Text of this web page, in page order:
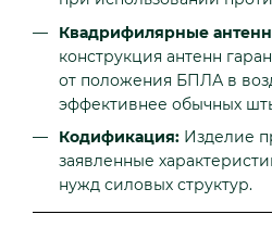
Квадрифилярные
конструкция антенн
от положения БПЛА в
эффективнее обычных
Кодификация: Изделие
заявленные
нужд силовых структур.